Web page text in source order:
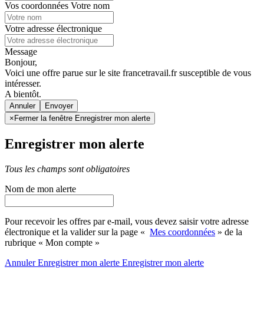
Vos coordonnées Votre nom
Votre adresse électronique
Message
Bonjour,
Voici une offre parue sur le site francetravail.fr susceptible de vous
intéresser.
A bientôt.
Annuler
× Fermer la fenêtre Enregistrer mon alerte
Enregistrer mon alerte
Tous les champs sont obligatoires
Nom de mon alerte
Pour recevoir les offres par e-mail, vous devez saisir votre adresse
électronique et la valider sur la page « Mes coordonnées » de la
rubrique « Mon compte »
AnnulerEnregistrer mon alerte Enregistrermon alerte